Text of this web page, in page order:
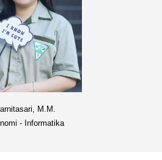
M.M.
- Informatika